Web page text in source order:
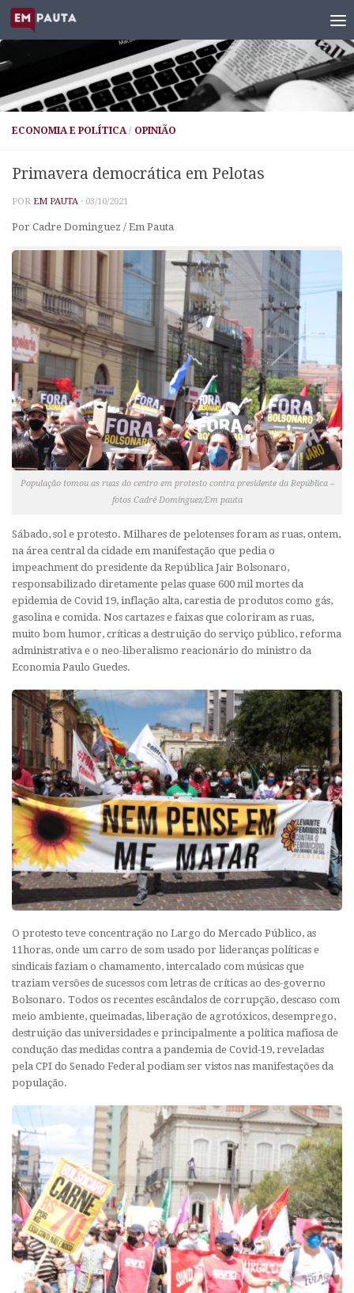
Skip to content
ECONOMIA E POLÍTICA / OPINIÃO
Primavera democrática em Pelotas
POR EM PAUTA · 03/10/2021
Por Cadre Dominguez / Em Pauta
População tomou as ruas do centro em protesto contra presidente da República –
fotos Cadré Dominguez/Em pauta
Sábado, sol e protesto. Milhares de pelotenses foram as ruas, ontem,
na área central da cidade em manifestação que pedia o
impeachment do presidente da República Jair Bolsonaro,
responsabilizado diretamente pelas quase 600 mil mortes da
epidemia de Covid 19, inflação alta, carestia de produtos como gás,
gasolina e comida. Nos cartazes e faixas que coloriram as ruas,
muito bom humor, críticas a destruição do serviço público, reforma
administrativa e o neo-liberalismo reacionário do ministro da
Economia Paulo Guedes.
O protesto teve concentração no Largo do Mercado Público, as
11horas, onde um carro de som usado por lideranças políticas e
sindicais faziam o chamamento, intercalado com músicas que
traziam versões de sucessos com letras de críticas ao des-governo
Bolsonaro. Todos os recentes escândalos de corrupção, descaso com
meio ambiente, queimadas, liberação de agrotóxicos, desemprego,
destruição das universidades e principalmente a política mafiosa de
condução das medidas contra a pandemia de Covid-19, reveladas
pela CPI do Senado Federal podiam ser vistos nas manifestações da
população.